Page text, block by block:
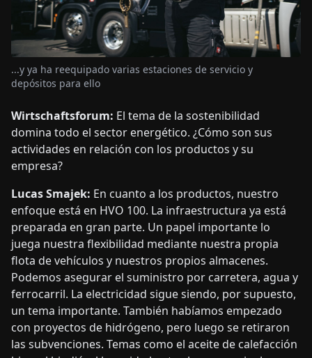
...y ya ha reequipado varias estaciones de servicio y
depósitos para ello
Wirtschaftsforum: El tema de la sostenibilidad
domina todo el sector energético. ¿Cómo son sus
actividades en relación con los productos y su
empresa?
Lucas Smajek: En cuanto a los productos, nuestro
enfoque está en HVO 100. La infraestructura ya está
preparada en gran parte. Un papel importante lo
juega nuestra flexibilidad mediante nuestra propia
flota de vehículos y nuestros propios almacenes.
Podemos asegurar el suministro por carretera, agua y
ferrocarril. La electricidad sigue siendo, por supuesto,
un tema importante. También habíamos empezado
con proyectos de hidrógeno, pero luego se retiraron
las subvenciones. Temas como el aceite de calefacción